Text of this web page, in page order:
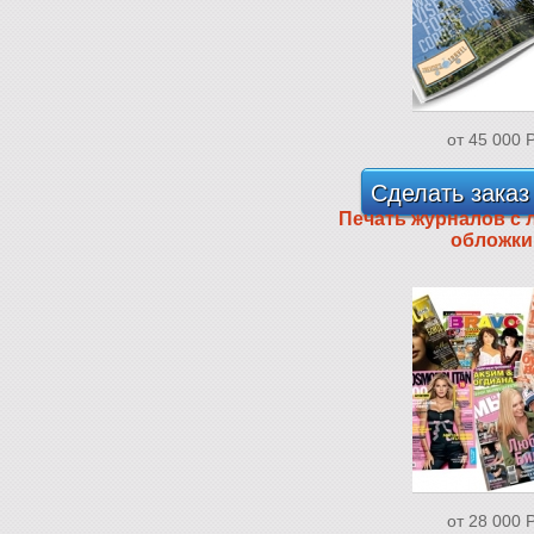
от 45 000
Сделать
Печать журналов с
обложки
от 28 000